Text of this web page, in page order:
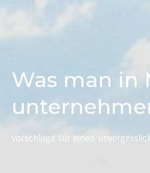
Was man in
vorschläge für einen